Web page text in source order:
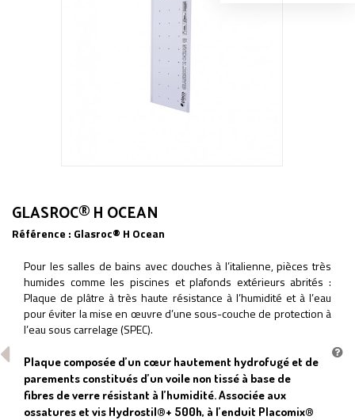
GLASROC® H OCEAN
Référence : Glasroc® H Ocean
Pour les salles de bains avec douches à l’italienne, pièces très
humides comme les piscines et plafonds extérieurs abrités :
Plaque de plâtre à très haute résistance à l’humidité et à l’eau
pour éviter la mise en œuvre d’une sous-couche de protection à
l’eau sous carrelage (SPEC).
Plaque composée d’un cœur hautement hydrofugé et de
parements constitués d’un voile non tissé à base de
fibres de verre résistant à l’humidité. Associée aux
ossatures et vis Hydrostil®+ 500h, à l’enduit Placomix®